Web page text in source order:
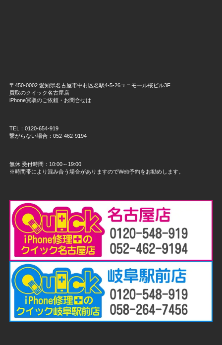
〒450-0002 愛知県名古屋市中村区名駅4-5-26ユニモール桜ビル3F
買取のクイック名古屋店
iPhone買取のご依頼・お問合せは
TEL：0120-654-919
繋がらない場合：052-462-9194
無休 受付時間：10:00～19:00
※時間帯により混み合う場合がありますのでWeb予約をお勧めします。